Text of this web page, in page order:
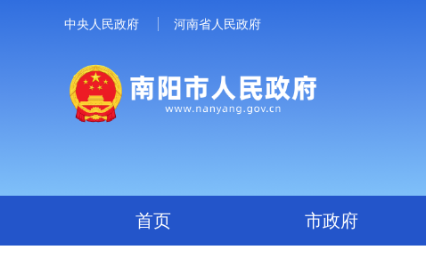
中央人民政府 河南省人民政府
首页 市政府